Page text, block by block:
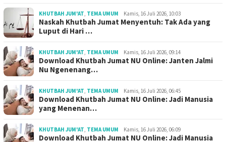
KHUTBAH JUM'AT, TEMA UMUM Kamis, 16 Juli 2026, 10:03
Naskah Khutbah Jumat Menyentuh: Tak Ada yang
Luput di Hari …
KHUTBAH JUM'AT, TEMA UMUM Kamis, 16 Juli 2026, 09:14
Download Khutbah Jumat NU Online: Janten Jalmi
Nu Ngenenang…
KHUTBAH JUM'AT, TEMA UMUM Kamis, 16 Juli 2026, 06:45
Download Khutbah Jumat NU Online: Jadi Manusia
yang Menenan…
KHUTBAH JUM'AT, TEMA UMUM Kamis, 16 Juli 2026, 06:09
Download Khutbah Jumat NU Online: Jadi Manusia